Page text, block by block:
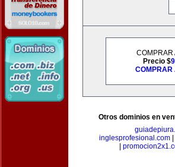
COMPRAR
Precio $
COMPRAR
Otros dominios en
inglesprofesional.com|